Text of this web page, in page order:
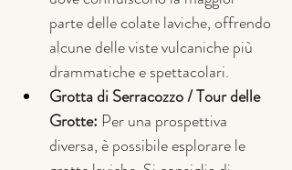
parte delle colate laviche, offrendo
alcune delle viste vulcaniche più
drammatiche e spettacolari.
Grotta di Serracozzo / Tour delle
Grotte: Per una prospettiva
diversa, è possibile esplorare le